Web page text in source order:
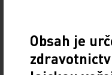
19. světový
(CONy)
Obsah je